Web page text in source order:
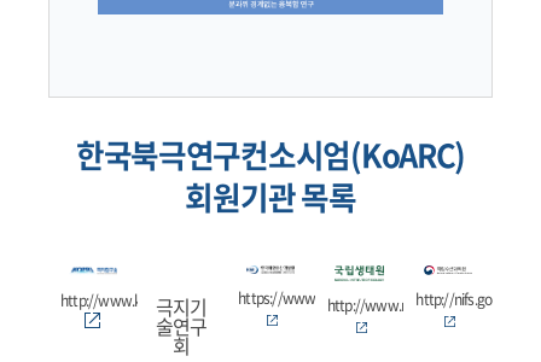
한국북극연구컨소시엄(KoARC)
회원기관 목록
http://www.kopri.re.kr
극지기
술연구
회
https://www.kmi.re.krhttp://www.nie.re.krhttp://nifs.go.kr